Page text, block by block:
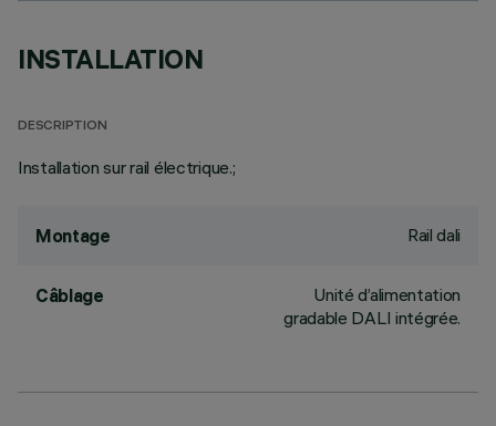
INSTALLATION
DESCRIPTION
Installation sur rail électrique.;
Montage Rail dali
Câblage
Unité d’alimentation
gradable DALI intégrée.